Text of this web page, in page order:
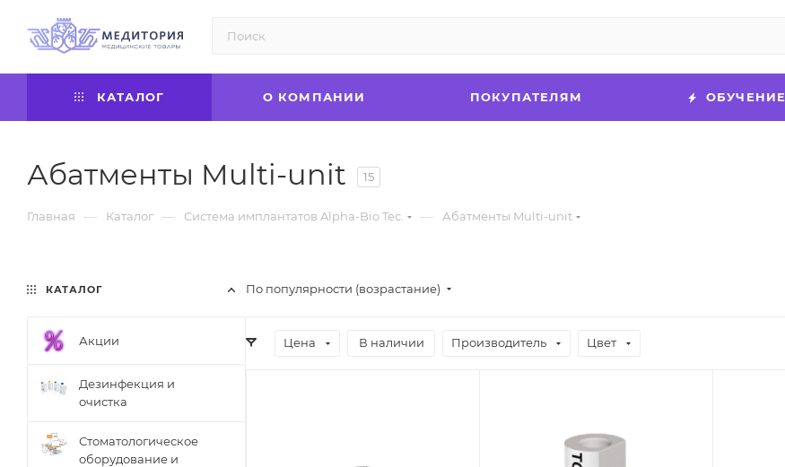
КАТАЛОГ О КОМПАНИИ ПОКУПАТЕЛЯМ ОБУЧЕНИЕ
Абатменты Multi-unit 15
Главная — Каталог — Система имплантатов Alpha-Bio Tec. — Абатменты Multi-unit
По популярности (возрастание)
Цена В наличии Производитель Цвет
КАТАЛОГ
Акции
Дезинфекция и
очистка
Стоматологическое
оборудование и